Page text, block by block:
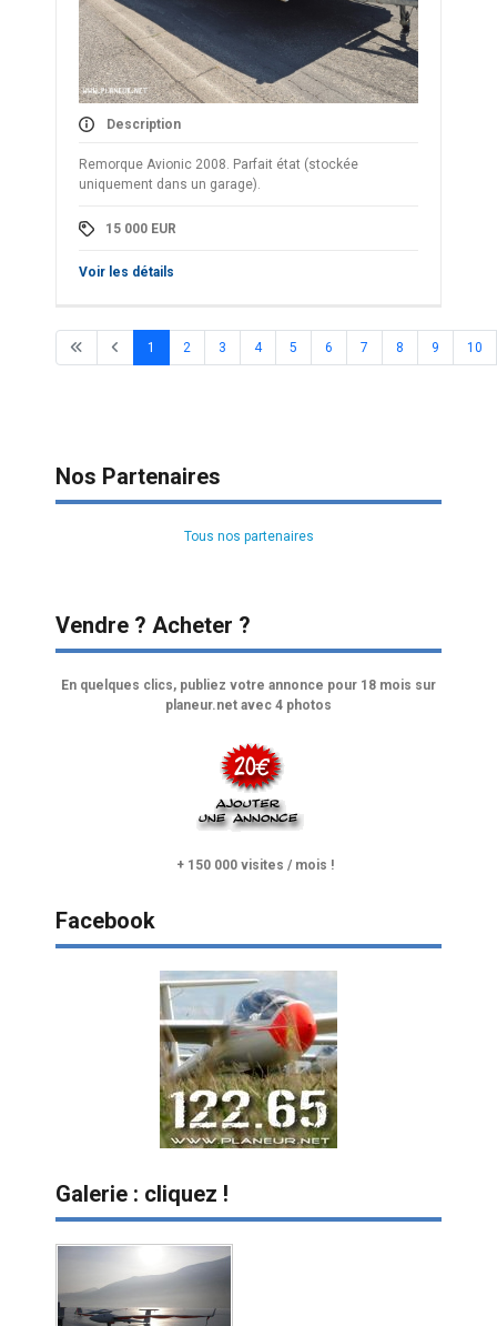
Description
Remorque Avionic 2008. Parfait état (stockée
uniquement dans un garage).
15 000 EUR
Voir les détails
1 2 3 4 5 6 7 8 9 10
Nos Partenaires
Tous nos partenaires
Vendre ? Acheter ?
En quelques clics, publiez votre annonce pour 18 mois sur
planeur.net avec 4 photos
+ 150 000 visites / mois !
Facebook
Galerie : cliquez !